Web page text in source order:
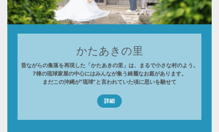
かたあきの里
昔ながらの集落を再現した「かたあきの里」は、まるで小さな村のよう。
7棟の琉球家屋の中心にはみんなが集う綺麗なお庭があります。
まだこの沖縄が”琉球”と言われていた頃に思いを馳せて
詳細